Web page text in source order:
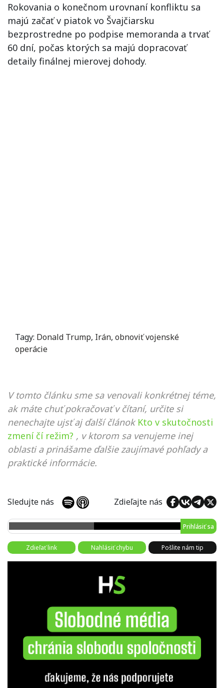
Rokovania o konečnom urovnaní konfliktu sa
majú začať v piatok vo Švajčiarsku
bezprostredne po podpise memoranda a trvať
60 dní, počas ktorých sa majú dopracovať
detaily finálnej mierovej dohody.
Tagy: Donald Trump, Irán, obnoviť vojenské
operácie
V tomto článku sme sa venovali konkrétnej téme,
ak máte chuť pokračovať v čítaní, určite si
nenechajte ujsť aj ďalší článok Kto v skutočnosti
zmení čí režim? , v ktorom sa venujeme inej
oblasti a prinášame ďalšie zaujímavé pohľady a
praktické informácie.
Sledujte nás Zdieľajte nás
Prihlásiť sa
Zdieľať link Nahlásiť chybu Pošlite nám tip